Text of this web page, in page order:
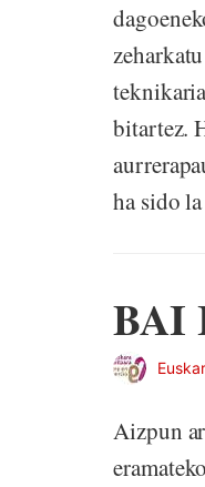
bitartez.
ha sido
BAI
Aizpun